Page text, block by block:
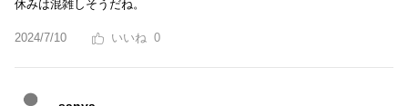
休みは混雑しそうだね。
2024/7/10 0